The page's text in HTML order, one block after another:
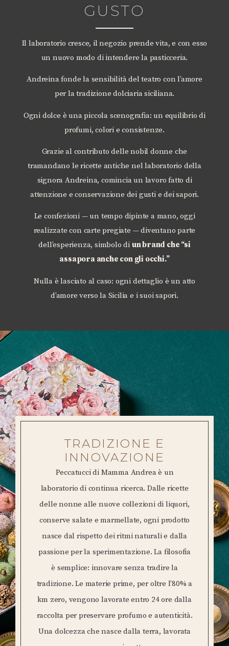
GUSTO
Il laboratorio cresce, il negozio prende vita, e con esso
un nuovo modo di intendere la pasticceria.
Andreina fonde la sensibilità del teatro con l’amore
per la tradizione dolciaria siciliana.
Ogni dolce è una piccola scenografia: un equilibrio di
profumi, colori e consistenze.
Grazie al contributo delle nobil donne che
tramandano le ricette antiche nel laboratorio della
signora Andreina, comincia un lavoro fatto di
attenzione e conservazione dei gusti e dei sapori.
Le confezioni — un tempo dipinte a mano, oggi
realizzate con carte pregiate — diventano parte
dell’esperienza, simbolo di un brand che “si
assapora anche con gli occhi.”
Nulla è lasciato al caso: ogni dettaglio è un atto
d’amore verso la Sicilia e i suoi sapori.
TRADIZIONE E
INNOVAZIONE
Peccatucci di Mamma Andrea è un
laboratorio di continua ricerca. Dalle ricette
delle nonne alle nuove collezioni di liquori,
conserve salate e marmellate, ogni prodotto
nasce dal rispetto dei ritmi naturali e dalla
passione per la sperimentazione. La filosofia
è semplice: innovare senza tradire la
tradizione. Le materie prime, per oltre l’80% a
km zero, vengono lavorate entro 24 ore dalla
raccolta per preservare profumo e autenticità.
Una dolcezza che nasce dalla terra, lavorata